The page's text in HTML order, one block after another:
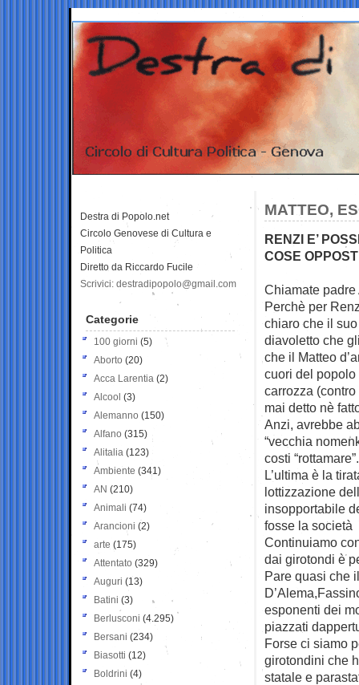
MATTEO,
RENZI E’
COSE
Chiamate padre
Perchè per
chiaro che il
diavoletto che
che il Matteo
cuori del
carrozza
mai detto nè
Anzi, avrebbe
“vecchia
costi “rottamare”.
L’ultima è la
lottizzazione
insopportabile
fosse la società
Continuiamo
dai girotondi è
Pare quasi che
esponenti dei
piazzati
Forse ci siamo
girotondini che
statale e
Destra di Popolo.net
Circolo Genovese di Cultura e
Politica
Diretto da Riccardo Fucile
Scrivici: destradipopolo@gmail.com
Categorie
100 giorni (5)
Aborto (20)
Acca Larentia (2)
Alcool (3)
Alemanno (150)
Alfano (315)
Alitalia (123)
Ambiente (341)
AN (210)
Animali (74)
Arancioni (2)
arte (175)
Attentato (329)
Auguri (13)
Batini (3)
Berlusconi (4.295)
Bersani (234)
Biasotti (12)
Boldrini (4)